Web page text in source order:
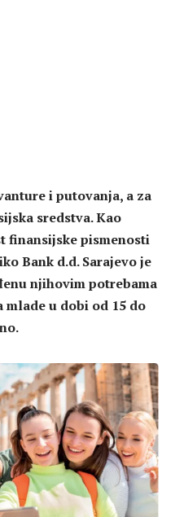
i putovanja, a za
sredstva. Kao
finansijske pismenosti
Bank d.d. Sarajevo je
njihovim potrebama
mlade u dobi od 15 do